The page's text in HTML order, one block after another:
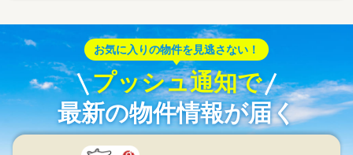
お気に入りの物件を見逃さない！
プッシュ通知で
最新の物件情報が届く